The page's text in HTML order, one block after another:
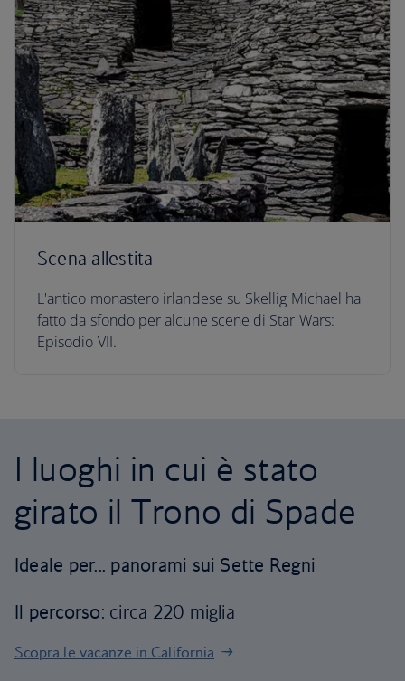
Scena allestita
L'antico monastero irlandese su Skellig Michael ha
fatto da sfondo per alcune scene di Star Wars:
Episodio VII.
I luoghi in cui è stato
girato il Trono di Spade
Ideale per... panorami sui Sette Regni
Il percorso: circa 220 miglia
Scopra le vacanze in California